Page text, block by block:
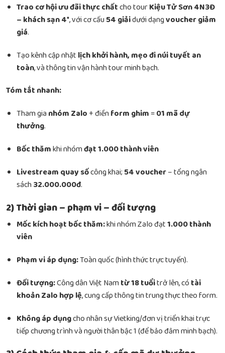
Trao cơ hội ưu đãi thực chấtcho tourKiệu Tử Sơn 4N3Đ
– khách sạn 4*, với cơ cấu54 giảidưới dạngvoucher giảm
giá.
Tạo kênh cập nhật lịch khởi hành, mẹo đi núi tuyết an
toàn, và thông tin vận hành tour minh bạch.
Tóm tắt nhanh:
Tham gia nhóm Zalo+ điềnform ghim =01 mã dự
thưởng.
Bốc thămkhi nhómđạt 1.000 thành viên
Livestream quay sốcông khai; 54 voucher– tổng ngân
sách32.000.000đ.
2) Thời gian – phạm vi – đối tượng
Mốc kích hoạt bốc thăm:khi nhóm Zalo đạt1.000 thành
viên
Phạm vi áp dụng:Toàn quốc (hình thức trực tuyến).
Đối tượng:Công dân Việt Namtừ 18 tuổitrở lên, có tài
khoản Zalo hợp lệ, cung cấp thông tin trung thực theo form.
Không áp dụngcho nhân sự Vietking/đơn vị triển khai trực
tiếp chương trình và người thân bậc 1 (để bảo đảm minh bạch).